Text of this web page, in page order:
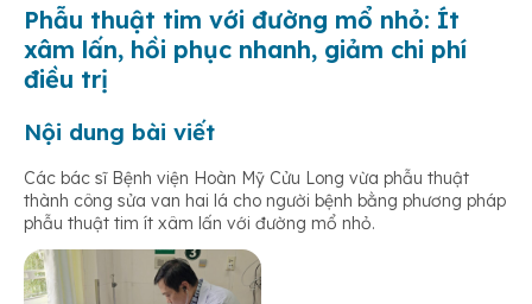
Thuận Mỹ
Phẫu thuật tim với đường mổ nhỏ: Ít
xâm lấn, hồi phục nhanh, giảm chi phí
điều trị
Nội dung bài viết
Các bác sĩ Bệnh viện Hoàn Mỹ Cửu Long vừa phẫu thuật
thành công sửa van hai lá cho người bệnh bằng phương pháp
phẫu thuật tim ít xâm lấn với đường mổ nhỏ.